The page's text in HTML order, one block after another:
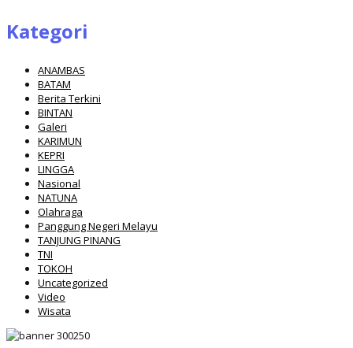
Kategori
ANAMBAS
BATAM
Berita Terkini
BINTAN
Galeri
KARIMUN
KEPRI
LINGGA
Nasional
NATUNA
Olahraga
Panggung Negeri Melayu
TANJUNG PINANG
TNI
TOKOH
Uncategorized
Video
Wisata